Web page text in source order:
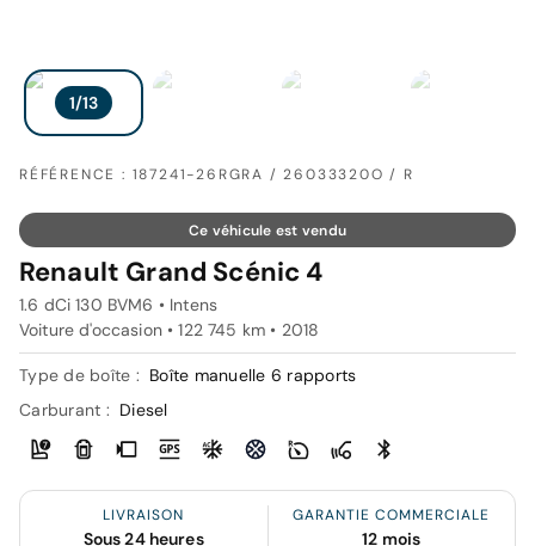
RÉFÉRENCE : 187241-26RGRA / 26033320O / R
Ce véhicule est vendu
Renault Grand Scénic 4
1.6 dCi 130 BVM6 • Intens
Voiture d'occasion • 122 745 km • 2018
Type de boîte : Boîte manuelle 6 rapports
Carburant : Diesel
LIVRAISON
Sous 24 heures
GARANTIE COMMERCIALE
12 mois